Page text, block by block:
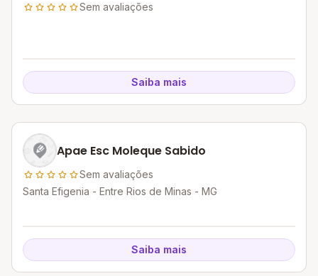
Sem avaliações
Saiba mais
Apae Esc Moleque Sabido
Sem avaliações
Santa Efigenia - Entre Rios de Minas - MG
Saiba mais